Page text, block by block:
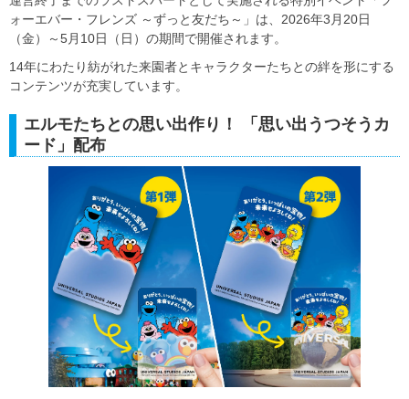
ォーエバー・フレンズ ～ずっと友だち～」は、2026年3月20日
（金）～5月10日（日）の期間で開催されます。
14年にわたり紡がれた来園者とキャラクターたちとの絆を形にする
コンテンツが充実しています。
エルモたちとの思い出作り！ 「思い出うつそうカ
ード」配布